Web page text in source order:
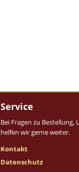
Service
Bei Fragen zu Bestellung,
helfen wir gerne weiter.
Kontakt
Datenschutz